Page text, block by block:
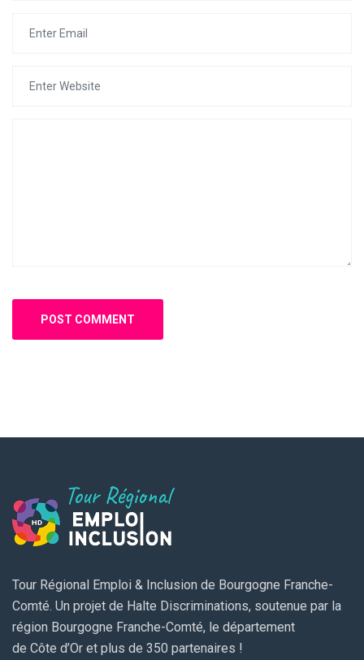
Tour Régional Emploi & Inclusion de Bourgogne Franche-
Comté. Un projet de Halte Discriminations, soutenue par la
région Bourgogne Franche-Comté, le département
de Côte d’Or et plus de 350 partenaires !